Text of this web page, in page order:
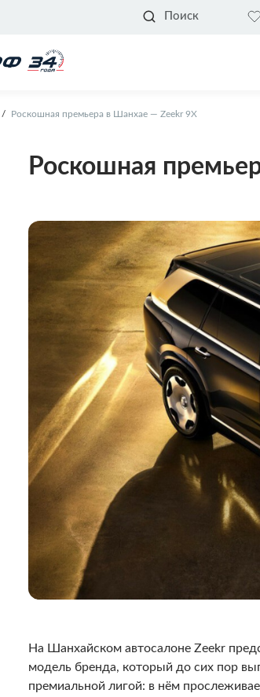
Поиск
Роскошная премьера в Шанхае — Zeekr 9X
Роскошная
На Шанхайском автосалоне Zeekr
модель бренда, который до сих пор
премиальной лигой: в нём